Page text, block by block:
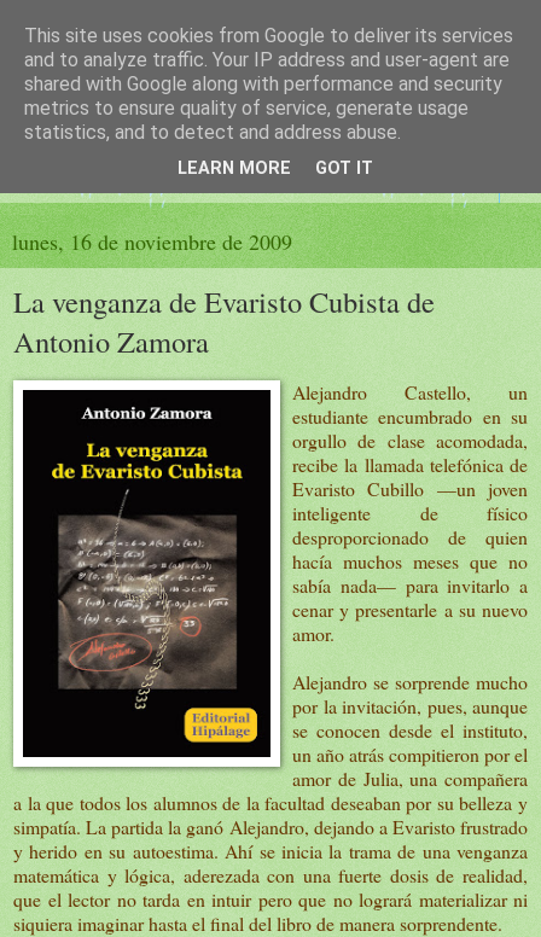
El sueño de las palabras
PÁGINA LITERARIA DE FELISA MORENO
lunes, 16 de noviembre de 2009
La venganza de Evaristo Cubista de
Antonio Zamora
Alejandro Castello, un
estudiante encumbrado en su
orgullo de clase acomodada,
recibe la llamada telefónica de
Evaristo Cubillo —un joven
inteligente de físico
desproporcionado de quien
hacía muchos meses que no
sabía nada— para invitarlo a
cenar y presentarle a su nuevo
amor.
Alejandro se sorprende mucho
por la invitación, pues, aunque
se conocen desde el instituto,
un año atrás compitieron por el
amor de Julia, una compañera
a la que todos los alumnos de la facultad deseaban por su belleza y
simpatía. La partida la ganó Alejandro, dejando a Evaristo frustrado
y herido en su autoestima. Ahí se inicia la trama de una venganza
matemática y lógica, aderezada con una fuerte dosis de realidad,
que el lector no tarda en intuir pero que no logrará materializar ni
siquiera imaginar hasta el final del libro de manera sorprendente.
This site uses cookies from Google to deliver its services
and to analyze traffic. Your IP address and user-agent are
shared with Google along with performance and security
metrics to ensure quality of service, generate usage
statistics, and to detect and address abuse.
LEARN MORE GOT IT